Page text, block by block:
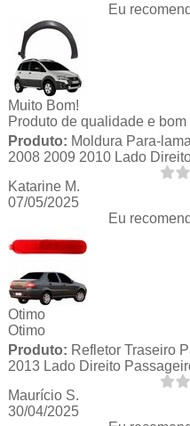
Eu
Muito Bom!
Produto de qualidade e bom
Produto: Moldura Para-
2008 2009 2010 Lado
Katarine M.
07/05/2025
Eu
Otimo
Otimo
Produto: Refletor Traseiro
2013 Lado Direito
Maurício S.
30/04/2025